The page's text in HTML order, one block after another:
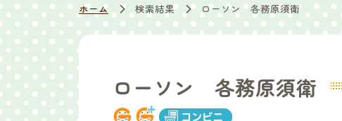
ホーム 検索結果 ローソン 各務原須衛
ローソン 各務原須衛